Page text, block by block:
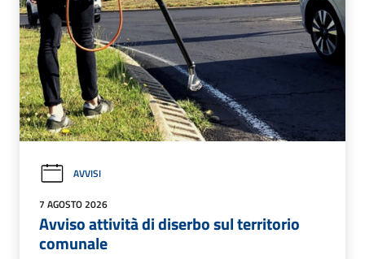
AVVISI
7 AGOSTO 2026
Avviso attività di diserbo sul territorio
comunale